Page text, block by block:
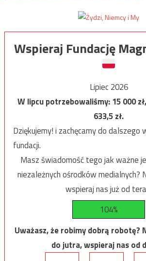
Wspieraj Fundację
Lipiec 2026
W lipcu potrzebowaliśmy:15 000
633,5zł.
Dziękujemy! i zachęcamy do dalszego
fundacji.
Masz świadomość tego jak ważne
niezależnych ośrodków medialnych?
wspieraj nas już od
104%
Uważasz, że robimy dobrą robotę?
do jutra, wspieraj nas od